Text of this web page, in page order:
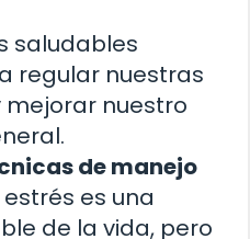
saludables
regular nuestras
mejorar nuestro
de manejo
estrés es una
de la vida, pero